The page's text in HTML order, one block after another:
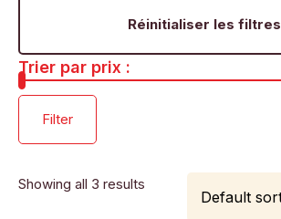
Réinitialiser les filtres
Trier par prix :
Filter
Showing all 3 results